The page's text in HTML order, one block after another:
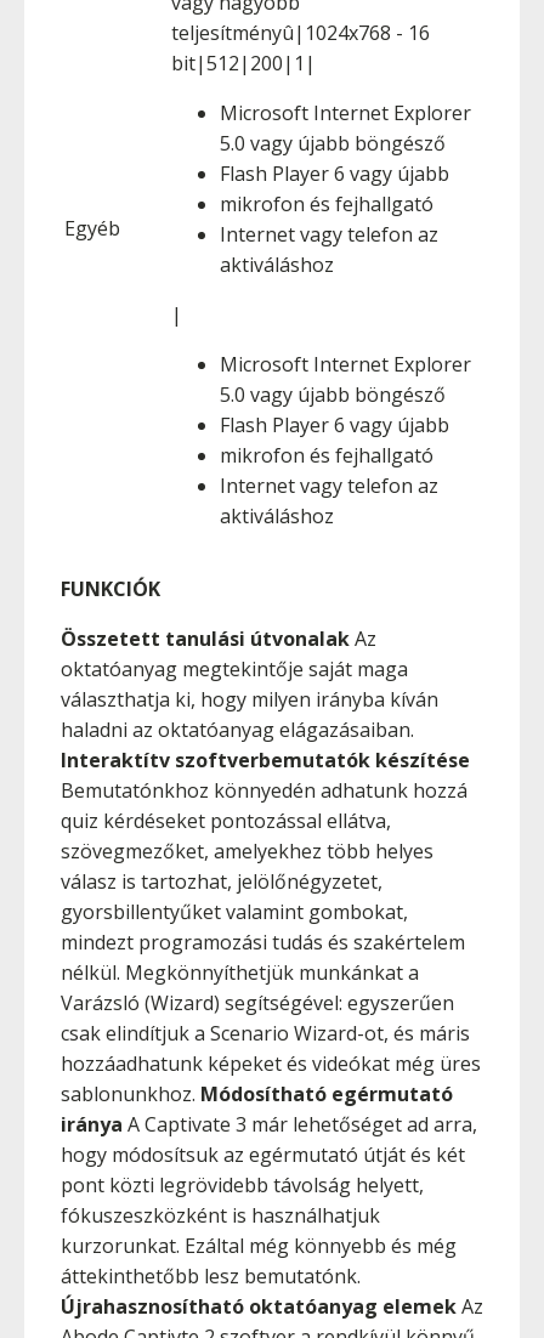
Egyéb
teljesítményû|1024x768 - 16
bit|512|200|1|
Microsoft Internet Explorer
5.0 vagy újabb böngésző
Flash Player 6 vagy újabb
mikrofon és fejhallgató
Internet vagy telefon az
aktiváláshoz
|
Microsoft Internet Explorer
5.0 vagy újabb böngésző
Flash Player 6 vagy újabb
mikrofon és fejhallgató
Internet vagy telefon az
aktiváláshoz
FUNKCIÓK
Összetett tanulási útvonalakAz
oktatóanyag megtekintője saját maga
választhatja ki, hogy milyen irányba kíván
haladni az oktatóanyag elágazásaiban.
Interaktítv szoftverbemutatók készítése
Bemutatónkhoz könnyedén adhatunk hozzá
quiz kérdéseket pontozással ellátva,
szövegmezőket, amelyekhez több helyes
válasz is tartozhat, jelölőnégyzetet,
gyorsbillentyűket valamint gombokat,
mindezt programozási tudás és szakértelem
nélkül. Megkönnyíthetjük munkánkat a
Varázsló (Wizard) segítségével: egyszerűen
csak elindítjuk a Scenario Wizard-ot, és máris
hozzáadhatunk képeket és videókat még üres
sablonunkhoz. Módosítható egérmutató
iránya A Captivate 3 már lehetőséget ad arra,
hogy módosítsuk az egérmutató útját és két
pont közti legrövidebb távolság helyett,
fókuszeszközként is használhatjuk
kurzorunkat. Ezáltal még könnyebb és még
áttekinthetőbb lesz bemutatónk.
Újrahasznosítható oktatóanyag elemekAz